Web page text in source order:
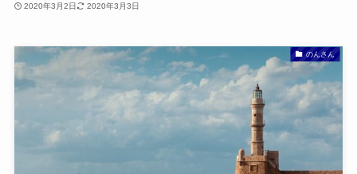
2020年3月2日 2020年3月3日
のんさん